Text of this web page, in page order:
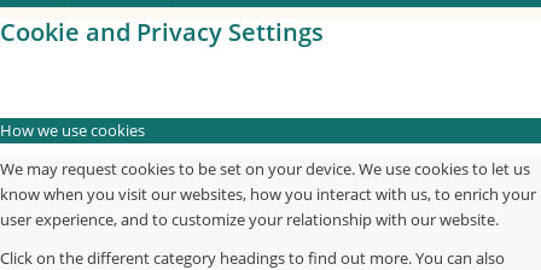
Cookie and Privacy Settings
How we use cookies
We may request cookies to be set on your device. We use cookies to let us
know when you visit our websites, how you interact with us, to enrich your
user experience, and to customize your relationship with our website.
Click on the different category headings to find out more. You can also